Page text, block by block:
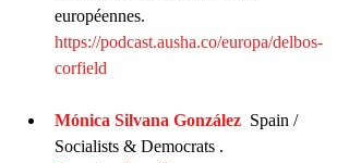
européennes.
https://podcast.ausha.co/europa/delbos-
corfield
Mónica Silvana González Spain /
Socialists & Democrats .